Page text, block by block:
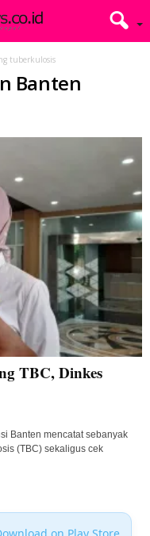
tuberkulosis
Banten
TBC, Dinkes
Banten mencatat sebanyak
(TBC) sekaligus cek